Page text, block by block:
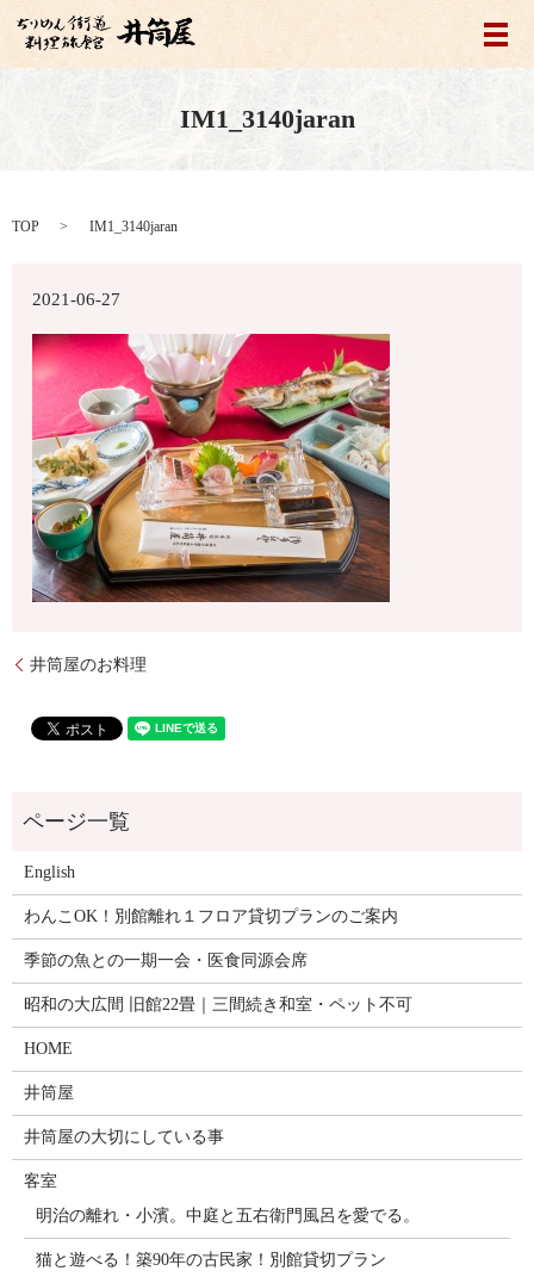
メ
IM1_3140jaran
TOP IM1_3140jaran
2021-06-27
井筒屋のお料理
English
わんこOK！別館離れ１フロア貸切プランのご案内
季節の魚との一期一会・医食同源会席
昭和の大広間 旧館22畳｜三間続き和室・ペット不可
HOME
井筒屋
井筒屋の大切にしている事
客室
明治の離れ・小濱。中庭と五右衛門風呂を愛でる。
猫と遊べる！築90年の古民家！別館貸切プラン